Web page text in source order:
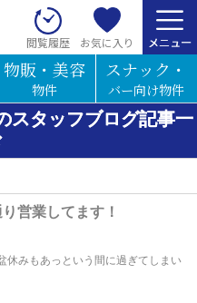
閲覧履歴 お気に入り
物販・美容
物件
スナック・
バー向け物件
スタッフブログ記事一
営業してます！
みもあっという間に過ぎてしまい